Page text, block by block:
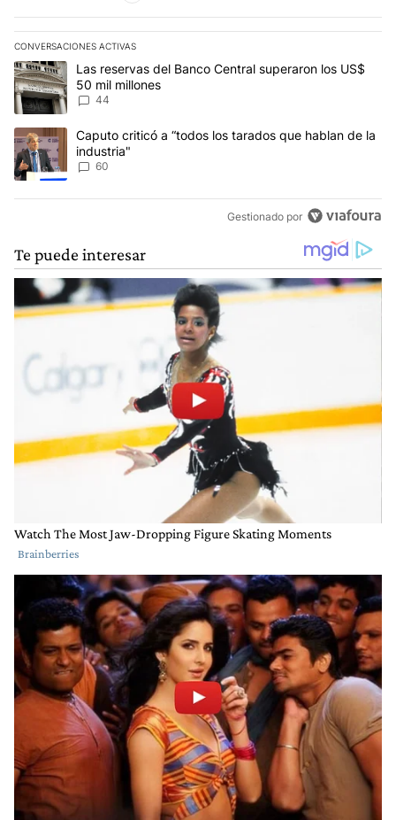
CONVERSACIONES ACTIVAS
Este listado muestra los artículos con más comentarios en los
Un artículo de tendencia con el título "Las reservas del Banco
Las reservas del Banco Central superaron los US$
50 mil millones
44
Un artículo de tendencia con el título "Caputo criticó a “todos
Caputo criticó a “todos los tarados que hablan de la
industria"
60
Gestionado por